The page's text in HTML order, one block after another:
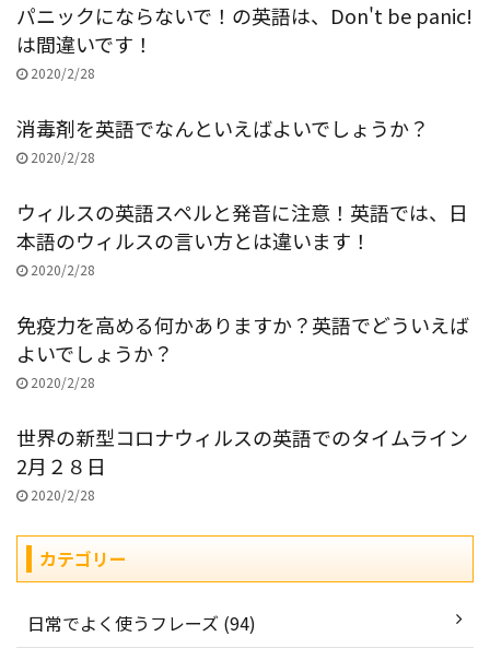
パニックにならないで！の英語は、Don't be panic!
は間違いです！
2020/2/28
消毒剤を英語でなんといえばよいでしょうか？
2020/2/28
ウィルスの英語スペルと発音に注意！英語では、日
本語のウィルスの言い方とは違います！
2020/2/28
免疫力を高める何かありますか？英語でどういえば
よいでしょうか？
2020/2/28
世界の新型コロナウィルスの英語でのタイムライン
2月２８日
2020/2/28
カテゴリー
日常でよく使うフレーズ (94)